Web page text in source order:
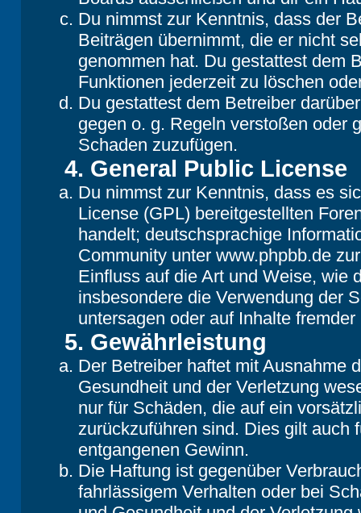
Du nimmst zur Kenntnis, dass der
Beiträgen übernimmt, die er nicht
genommen hat. Du gestattest dem
Funktionen jederzeit zu löschen
Du gestattest dem Betreiber
gegen o. g. Regeln verstoßen oder
Schaden zuzufügen.
4. General Public License
Du nimmst zur Kenntnis, dass es
License (GPL) bereitgestellten
handelt; deutschsprachige
Community unter www.phpbb.de
Einfluss auf die Art und Weise, wie
insbesondere die Verwendung der
untersagen oder auf Inhalte
5. Gewährleistung
Der Betreiber haftet mit Ausnahme
Gesundheit und der Verletzung
nur für Schäden, die auf ein
zurückzuführen sind. Dies gilt auch
entgangenen Gewinn.
Die Haftung ist gegenüber
fahrlässigem Verhalten oder bei